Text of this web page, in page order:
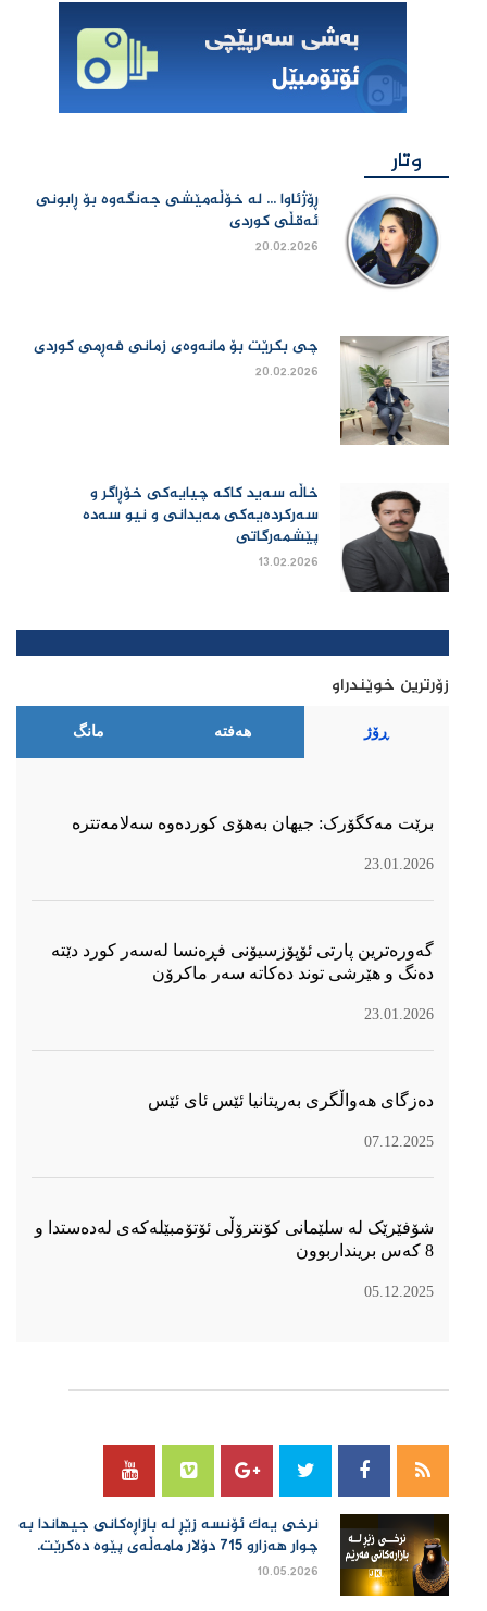
وتار
ڕۆژئاوا ... لە خۆڵەمێشی جەنگەوە بۆ ڕابونی
ئەقڵی کوردی
20.02.2026
چی بكرێت بۆ مانەوەی زمانی فەڕمی كوردی
20.02.2026
خاڵە سەید کاکە چیایەکی خۆڕاگر و
سەرکردەیەکی مەیدانی و نیو سەدە
پێشمەرگاتی
13.02.2026
زۆرترین خوێندراو
ڕۆژ هەفتە مانگ
برێت مەکگۆرک: جیهان بەهۆی کوردەوە سەلامەتترە
23.01.2026
گەورەترین پارتی ئۆپۆزسیۆنی فڕەنسا لەسەر كورد دێتە
دەنگ و هێرشی توند دەكاتە سەر ماكرۆن
23.01.2026
دەزگای هەواڵگری بەریتانیا ئێس ئای ئێس
07.12.2025
شۆفێرێک لە سلێمانی کۆنترۆڵی ئۆتۆمبێلەکەی لەدەستدا و
8 کەس برینداربوون
05.12.2025
نرخی یەك ئۆنسە زێڕ لە بازاڕەكانی جیهاندا بە
چوار هەزارو 715 دۆلار مامەڵەی پێوە دەكرێت.
10.05.2026